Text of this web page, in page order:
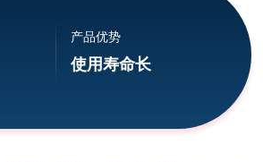
产品优势
使用寿命长